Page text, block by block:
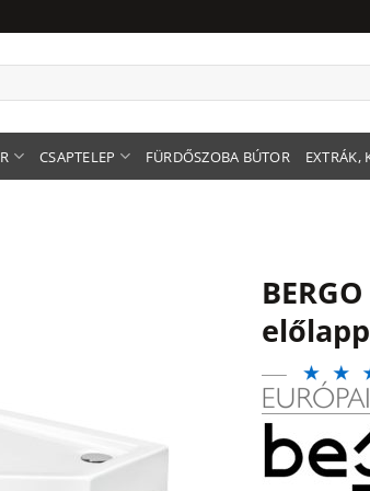
CSAPTELEP FÜRDŐSZOBA BÚTOR EXTRÁK,